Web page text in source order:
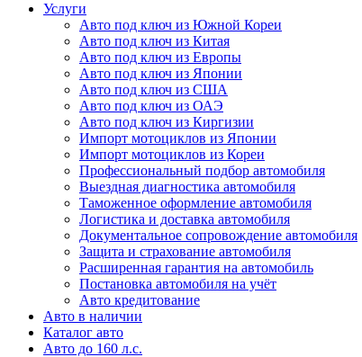
Услуги
Авто под ключ из Южной Кореи
Авто под ключ из Китая
Авто под ключ из Европы
Авто под ключ из Японии
Авто под ключ из США
Авто под ключ из ОАЭ
Авто под ключ из Киргизии
Импорт мотоциклов из Японии
Импорт мотоциклов из Кореи
Профессиональный подбор автомобиля
Выездная диагностика автомобиля
Таможенное оформление автомобиля
Логистика и доставка автомобиля
Документальное сопровождение автомобиля
Защита и страхование автомобиля
Расширенная гарантия на автомобиль
Постановка автомобиля на учёт
Авто кредитование
Авто в наличии
Каталог авто
Авто до 160 л.с.